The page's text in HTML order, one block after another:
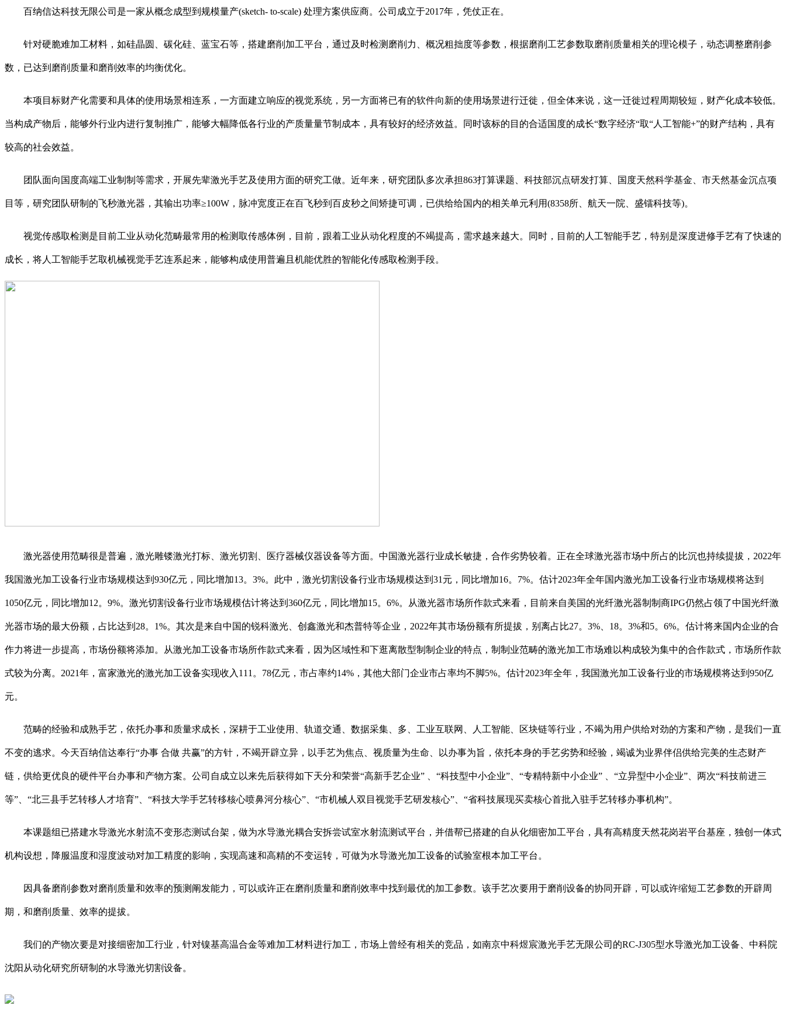
百纳信达科技无限公司是一家从概念成型到规模量产(sketch- to-scale) 处理方案供应商。公司成立于2017年，凭仗正在。
针对硬脆难加工材料，如硅晶圆、碳化硅、蓝宝石等，搭建磨削加工平台，通过及时检测磨削力、概况粗拙度等参数，根据磨削工艺参数取磨削质量相关的理论模子，动态调整磨削参
数，已达到磨削质量和磨削效率的均衡优化。
本项目标财产化需要和具体的使用场景相连系，一方面建立响应的视觉系统，另一方面将已有的软件向新的使用场景进行迁徙，但全体来说，这一迁徙过程周期较短，财产化成本较低。
当构成产物后，能够外行业内进行复制推广，能够大幅降低各行业的产质量量节制成本，具有较好的经济效益。同时该标的目的合适国度的成长“数字经济“取“人工智能+”的财产结构，具有
较高的社会效益。
团队面向国度高端工业制制等需求，开展先辈激光手艺及使用方面的研究工做。近年来，研究团队多次承担863打算课题、科技部沉点研发打算、国度天然科学基金、市天然基金沉点项
目等，研究团队研制的飞秒激光器，其输出功率≥100W，脉冲宽度正在百飞秒到百皮秒之间矫捷可调，已供给给国内的相关单元利用(8358所、航天一院、盛镭科技等)。
视觉传感取检测是目前工业从动化范畴最常用的检测取传感体例，目前，跟着工业从动化程度的不竭提高，需求越来越大。同时，目前的人工智能手艺，特别是深度进修手艺有了快速的
成长，将人工智能手艺取机械视觉手艺连系起来，能够构成使用普遍且机能优胜的智能化传感取检测手段。
激光器使用范畴很是普遍，激光雕镂激光打标、激光切割、医疗器械仪器设备等方面。中国激光器行业成长敏捷，合作劣势较着。正在全球激光器市场中所占的比沉也持续提拔，2022年
我国激光加工设备行业市场规模达到930亿元，同比增加13。3%。此中，激光切割设备行业市场规模达到31元，同比增加16。7%。估计2023年全年国内激光加工设备行业市场规模将达到
1050亿元，同比增加12。9%。激光切割设备行业市场规模估计将达到360亿元，同比增加15。6%。从激光器市场所作款式来看，目前来自美国的光纤激光器制制商IPG仍然占领了中国光纤激
光器市场的最大份额，占比达到28。1%。其次是来自中国的锐科激光、创鑫激光和杰普特等企业，2022年其市场份额有所提拔，别离占比27。3%、18。3%和5。6%。估计将来国内企业的合
作力将进一步提高，市场份额将添加。从激光加工设备市场所作款式来看，因为区域性和下逛离散型制制企业的特点，制制业范畴的激光加工市场难以构成较为集中的合作款式，市场所作款
式较为分离。2021年，富家激光的激光加工设备实现收入111。78亿元，市占率约14%，其他大部门企业市占率均不脚5%。估计2023年全年，我国激光加工设备行业的市场规模将达到950亿
元。
范畴的经验和成熟手艺，依托办事和质量求成长，深耕于工业使用、轨道交通、数据采集、多、工业互联网、人工智能、区块链等行业，不竭为用户供给对劲的方案和产物，是我们一直
不变的逃求。今天百纳信达奉行“办事 合做 共赢”的方针，不竭开辟立异，以手艺为焦点、视质量为生命、以办事为旨，依托本身的手艺劣势和经验，竭诚为业界伴侣供给完美的生态财产
链，供给更优良的硬件平台办事和产物方案。公司自成立以来先后获得如下天分和荣誉“高新手艺企业” 、“科技型中小企业”、“专精特新中小企业” 、“立异型中小企业”、两次“科技前进三
等”、“北三县手艺转移人才培育”、“科技大学手艺转移核心喷鼻河分核心”、“市机械人双目视觉手艺研发核心”、“省科技展现买卖核心首批入驻手艺转移办事机构”。
本课题组已搭建水导激光水射流不变形态测试台架，做为水导激光耦合安拆尝试室水射流测试平台，并借帮已搭建的自从化细密加工平台，具有高精度天然花岗岩平台基座，独创一体式
机构设想，降服温度和湿度波动对加工精度的影响，实现高速和高精的不变运转，可做为水导激光加工设备的试验室根本加工平台。
因具备磨削参数对磨削质量和效率的预测阐发能力，可以或许正在磨削质量和磨削效率中找到最优的加工参数。该手艺次要用于磨削设备的协同开辟，可以或许缩短工艺参数的开辟周
期，和磨削质量、效率的提拔。
我们的产物次要是对接细密加工行业，针对镍基高温合金等难加工材料进行加工，市场上曾经有相关的竞品，如南京中科煜宸激光手艺无限公司的RC-J305型水导激光加工设备、中科院
沈阳从动化研究所研制的水导激光切割设备。